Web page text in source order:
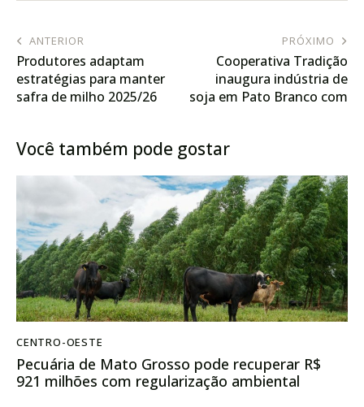
ANTERIOR
Produtores adaptam
estratégias para manter
safra de milho 2025/26
PRÓXIMO
Cooperativa Tradição
inaugura indústria de
soja em Pato Branco com
Você também pode gostar
CENTRO-OESTE
Pecuária de Mato Grosso pode recuperar R$
921 milhões com regularização ambiental